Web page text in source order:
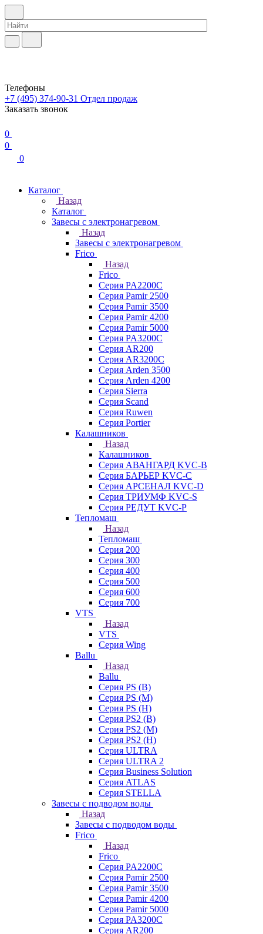
Телефоны
+7 (495) 374-90-31 Отдел продаж
Заказать звонок
0
0
0
Каталог
Назад
Каталог
Завесы с электронагревом
Назад
Завесы с электронагревом
Frico
Назад
Frico
Серия PA2200C
Серия Pamir 2500
Серия Pamir 3500
Серия Pamir 4200
Серия Pamir 5000
Серия PA3200C
Серия AR200
Серия AR3200C
Серия Arden 3500
Серия Arden 4200
Серия Sierra
Серия Scand
Серия Ruwen
Серия Portier
Калашников
Назад
Калашников
Серия АВАНГАРД KVC-B
Серия БАРЬЕР KVC-C
Серия АРСЕНАЛ KVC-D
Серия ТРИУМФ KVC-S
Серия РЕДУТ KVC-P
Тепломаш
Назад
Тепломаш
Серия 200
Серия 300
Серия 400
Серия 500
Серия 600
Серия 700
VTS
Назад
VTS
Серия Wing
Ballu
Назад
Ballu
Серия PS (B)
Серия PS (M)
Серия PS (H)
Серия PS2 (B)
Серия PS2 (M)
Серия PS2 (H)
Серия ULTRA
Серия ULTRA 2
Серия Business Solution
Серия ATLAS
Серия STELLA
Завесы с подводом воды
Назад
Завесы с подводом воды
Frico
Назад
Frico
Серия PA2200C
Серия Pamir 2500
Серия Pamir 3500
Серия Pamir 4200
Серия Pamir 5000
Серия PA3200C
Серия AR200